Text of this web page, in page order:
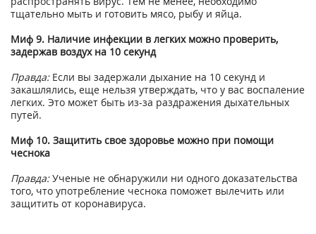
тщательно мыть и готовить мясо, рыбу и яйца.
Миф 9. Наличие инфекции в легких можно проверить,
задержав воздух на 10 секунд
Правда:Если вы задержали дыхание на 10 секунд и
закашлялись, еще нельзя утверждать, что у вас воспаление
легких. Это может быть из-за раздражения дыхательных
путей.
Миф 10. Защитить свое здоровье можно при помощи
чеснока
Правда:Ученые не обнаружили ни одного доказательства
того, что употребление чеснока поможет вылечить или
защитить от коронавируса.